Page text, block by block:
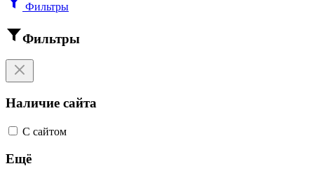
Фильтры
Фильтры
Наличие сайта
С сайтом
Ещё